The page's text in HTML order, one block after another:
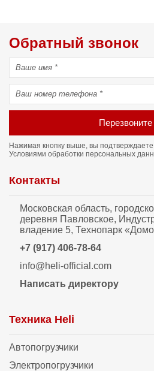
Обратный звонок
Нажимая кнопку выше, вы
Условиями обработки персональных
Контакты
Московская область,
деревня Павловское,
владение 5, Технопарк
+7 (917) 406-78-64
info@heli-official.com
Написать директору
Техника Heli
Автопогрузчики
Электропогрузчики